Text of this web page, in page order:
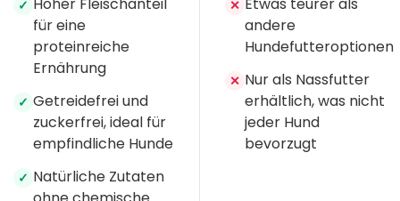
✓
für eine
proteinreiche
Ernährung
✓ Getreidefrei und
zuckerfrei, ideal für
empfindliche Hunde
✓ Natürliche Zutaten
✕
andere
Hundefutteroptionen
✕ Nur als Nassfutter
erhältlich, was nicht
jeder Hund
bevorzugt